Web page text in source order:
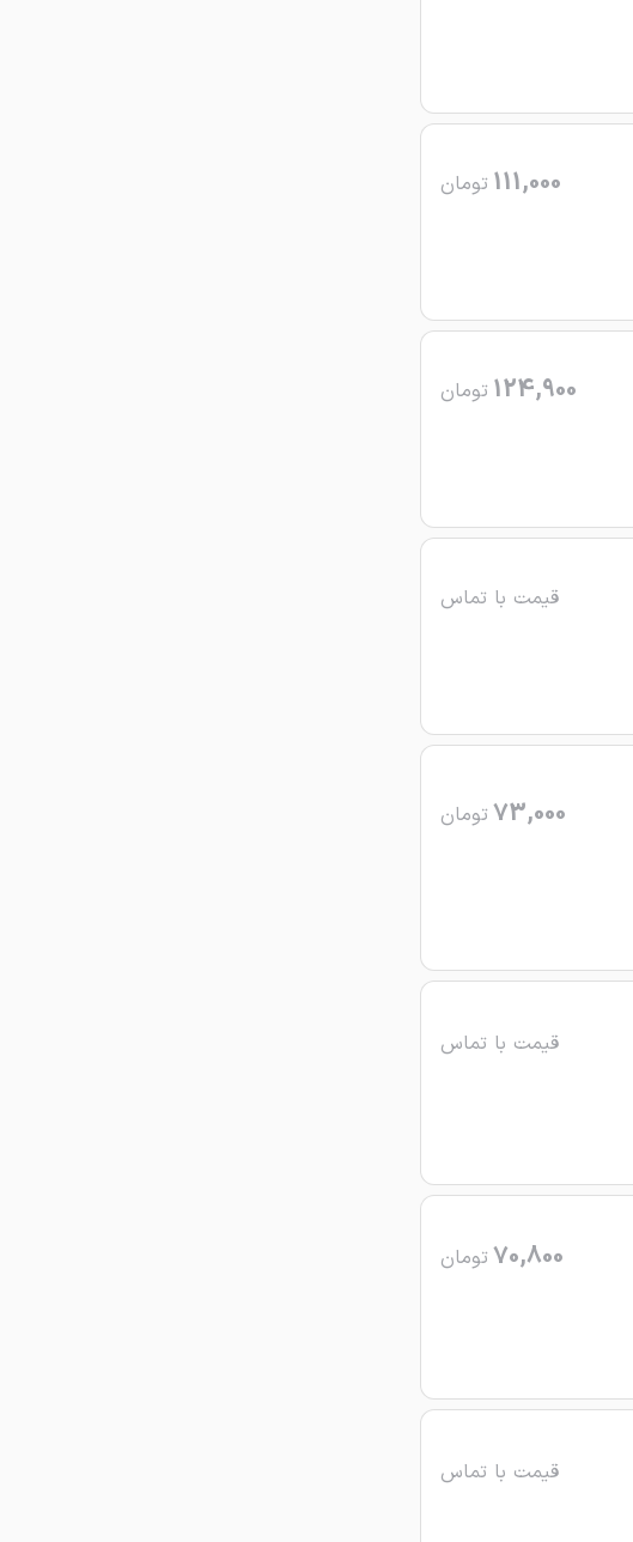
111,000 تومان
124,900 تومان
قیمت با تماس
73,000 تومان
قیمت با تماس
70,800 تومان
قیمت با تماس